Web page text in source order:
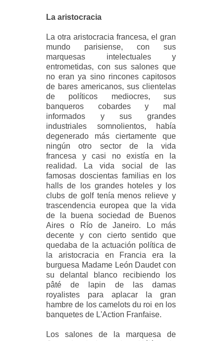
La aristocracia
La otra aristocracia francesa, el gran
mundo parisiense, con sus
marquesas intelectuales y
entrometidas, con sus salones que
no eran ya sino rincones capitosos
de bares americanos, sus clientelas
de políticos mediocres, sus
banqueros cobardes y mal
informados y sus grandes
industriales somnolientos, había
degenerado más ciertamente que
ningún otro sector de la vida
francesa y casi no existía en la
realidad. La vida social de las
famosas doscientas familias en los
halls de los grandes hoteles y los
clubs de golf tenía menos relieve y
trascendencia europea que la vida
de la buena sociedad de Buenos
Aires o Río de Janeiro. Lo más
decente y con cierto sentido que
quedaba de la actuación política de
la aristocracia en Francia era la
burguesa Madame León Daudet con
su delantal blanco recibiendo los
pâté de lapin de las damas
royalistes para aplacar la gran
hambre de los camelots du roi en los
banquetes de L'Action Franfaise.
Los salones de la marquesa de